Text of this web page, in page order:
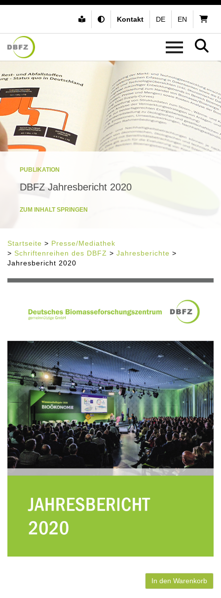
Kontakt DE EN
PUBLIKATION
DBFZ Jahresbericht 2020
ZUM INHALT SPRINGEN
Startseite > Presse/Mediathek
> Schriftenreihen des DBFZ > Jahresberichte >
Jahresbericht 2020
In den Warenkorb